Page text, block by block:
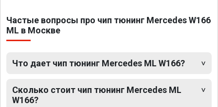
Частые вопросы про чип тюнинг Mercedes W166
ML в Москве
Что дает чип тюнинг Mercedes ML W166?
Сколько стоит чип тюнинг Mercedes ML
W166?